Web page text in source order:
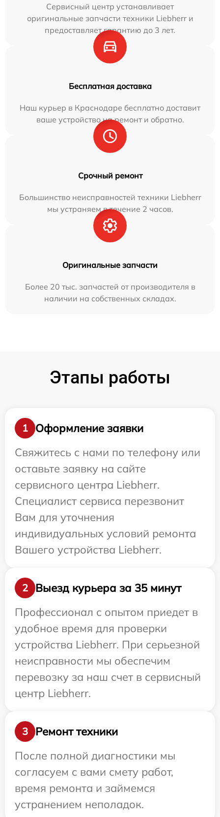
Сервисный центр устанавливает
оригинальные запчасти техники Liebherr и
предоставляет гарантию до 3 лет.
Бесплатная доставка
Наш курьер в Краснодаре бесплатно доставит
ваше устройство на ремонт и обратно.
Срочный ремонт
Большинство неисправностей техники Liebherr
мы устраняем в течение 2 часов.
Оригинальные запчасти
Более 20 тыс. запчастей от производителя в
наличии на собственных складах.
Этапы работы
1
Оформление заявки
Свяжитесь с нами по телефону или
оставьте заявку на сайте
сервисного центра Liebherr.
Специалист сервиса перезвонит
Вам для уточнения
индивидуальных условий ремонта
Вашего устройства Liebherr.
2
Выезд курьера за 35 минут
Профессионал с опытом приедет в
удобное время для проверки
устройства Liebherr. При серьезной
неисправности мы обеспечим
перевозку за наш счет в сервисный
центр Liebherr.
3
Ремонт техники
После полной диагностики мы
согласуем с вами смету работ,
время ремонта и займемся
устранением неполадок.